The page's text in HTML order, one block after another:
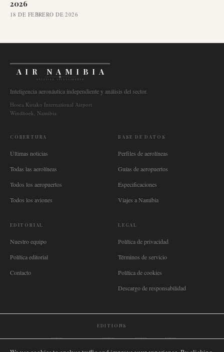
2026
18 DE FEBRERO DE 2026
AIR NAMIBIA
AVIATION INTELLIGENCE
Inteligencia aeronáutica independiente y análisis del sector.
Hosea Kutako International Airport
Windhoek, Namibia
COBERTURA
Últimas noticias
Todas las aerolíneas
Todos los aeropuertos
Todos los aviones
BASE DE DATOS
Perfiles de aerolíneas
Guías de aeropuertos
Especificaciones
Viajes a Namibia
EDITORIAL
Nuestro equipo
Política editorial
Contacto
LEGAL
Política de privacidad
Términos de servicio
Política de cookies
Descargo de responsabilidad
EDITIONS
🌐 International🇬🇧 United Kingdom🇦🇺 Australia🇨🇦 Canada🇳🇿 New Zealand